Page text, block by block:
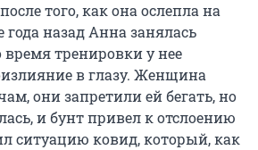
того, как она ослепла на
года назад Анна занялась
время тренировки у нее
в глазу. Женщина
они запретили ей бегать, но
и бунт привел к отслоению
ситуацию ковид, который, как